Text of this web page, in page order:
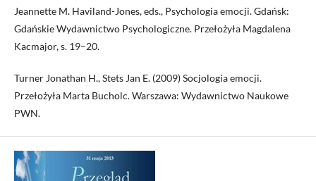
Jeannette M. Haviland-Jones, eds., Psychologia emocji. Gdańsk:
Gdańskie Wydawnictwo Psychologiczne. Przełożyła Magdalena
Kacmajor, s. 19–20.
Turner Jonathan H., Stets Jan E. (2009) Socjologia emocji.
Przełożyła Marta Bucholc. Warszawa: Wydawnictwo Naukowe
PWN.